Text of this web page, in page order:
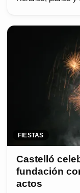
FIESTAS
Castelló
fundación
actos